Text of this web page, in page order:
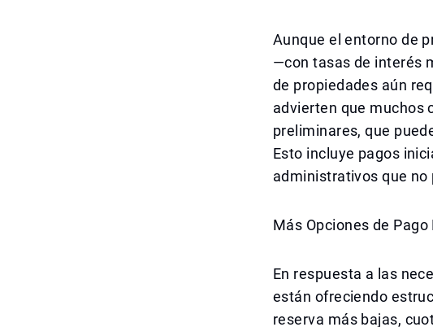
Aunque el entorno de
—con tasas de interés
de propiedades aún
advierten que muchos
preliminares, que
Esto incluye pagos
administrativos que
Más Opciones de
En respuesta a las
están ofreciendo
reserva más bajas,